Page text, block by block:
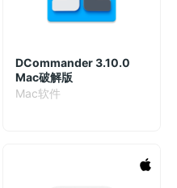
DCommander 3.10.0
Mac破解版
Mac软件